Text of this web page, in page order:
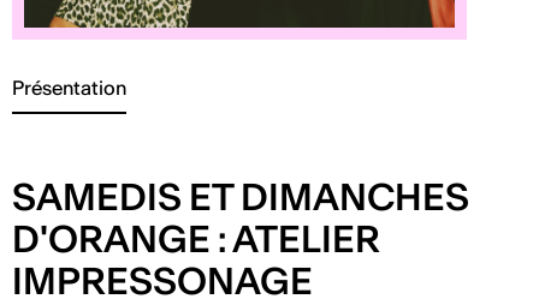
Présentation
SAMEDIS ET DIMANCHES
D'ORANGE : ATELIER
IMPRESSONAGE